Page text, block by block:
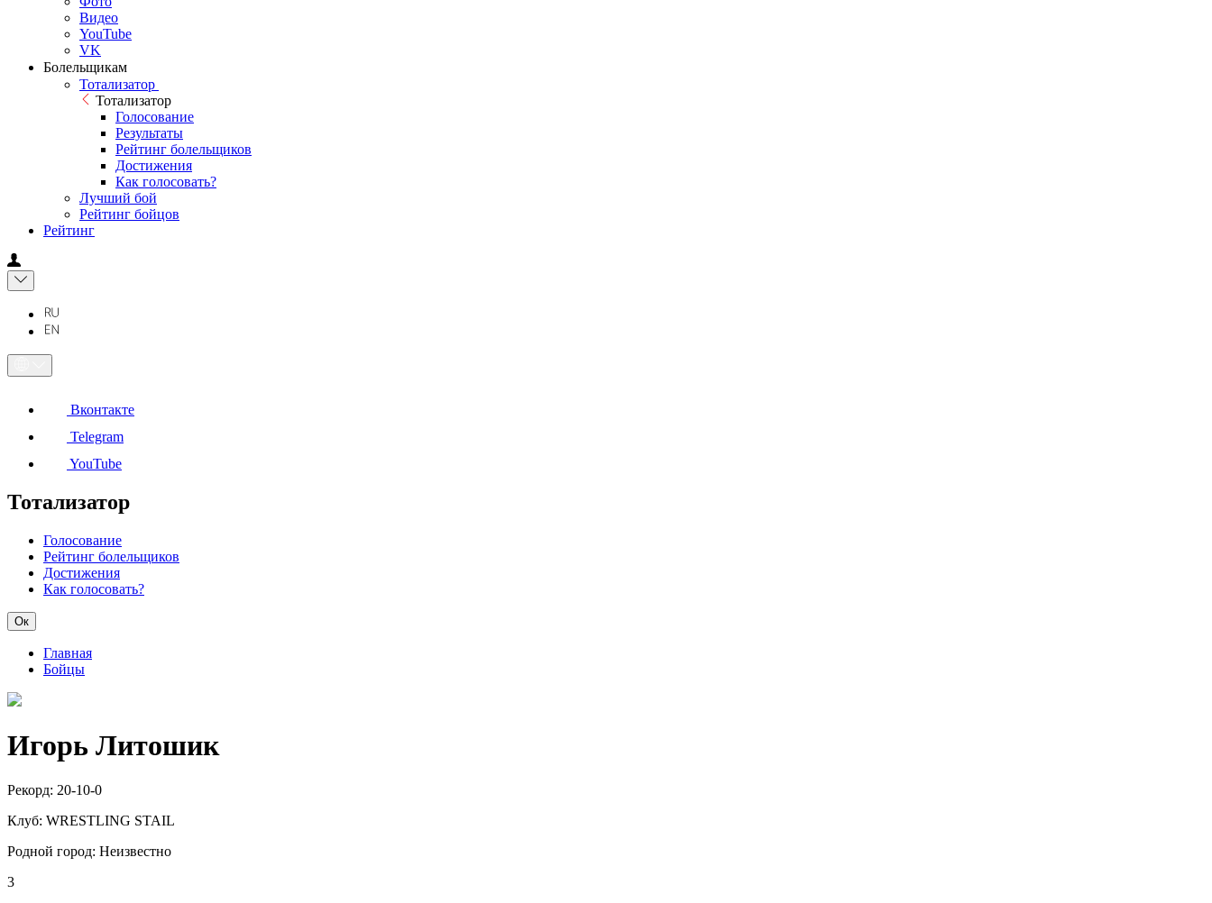
Видео
YouTube
VK
Болельщикам
Тотализатор
Тотализатор
Голосование
Результаты
Рейтинг болельщиков
Достижения
Как голосовать?
Лучший бой
Рейтинг бойцов
Рейтинг
Вконтакте
Telegram
YouTube
Тотализатор
Голосование
Рейтинг болельщиков
Достижения
Как голосовать?
Ок
Главная
Бойцы
Игорь Литошик
Рекорд: 20-10-0
Клуб: WRESTLING STAIL
Родной город: Неизвестно
3